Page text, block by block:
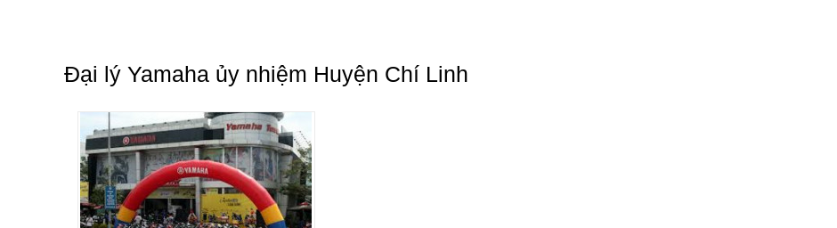
Đại lý Yamaha ủy nhiệm Huyện Chí Linh